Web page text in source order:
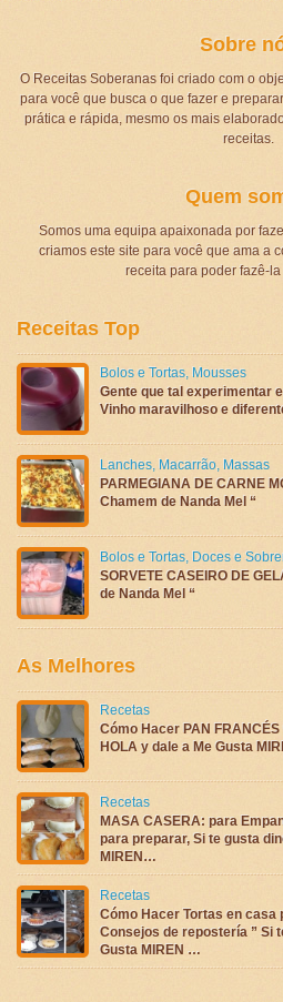
Sobre
O Receitas Soberanas foi criado com o
para você que busca o que fazer e
prática e rápida, mesmo os mais
receitas.
Quem
Somos uma equipa apaixonada por
criamos este site para você que ama a
receita para poder fazê-la
Receitas Top
Bolos e Tortas, Mousses
Gente que tal experimentar
Vinho maravilhoso e
Lanches, Macarrão, Massas
PARMEGIANA DE CARNE
Chamem de Nanda Mel “
Bolos e Tortas, Doces e
SORVETE CASEIRO DE
de Nanda Mel “
As Melhores
Recetas
Cómo Hacer PAN
HOLA y dale a Me Gusta
Recetas
MASA CASERA: para
para preparar, Si te gusta
MIREN…
Recetas
Cómo Hacer Tortas en casa
Consejos de repostería ” Si
Gusta MIREN …